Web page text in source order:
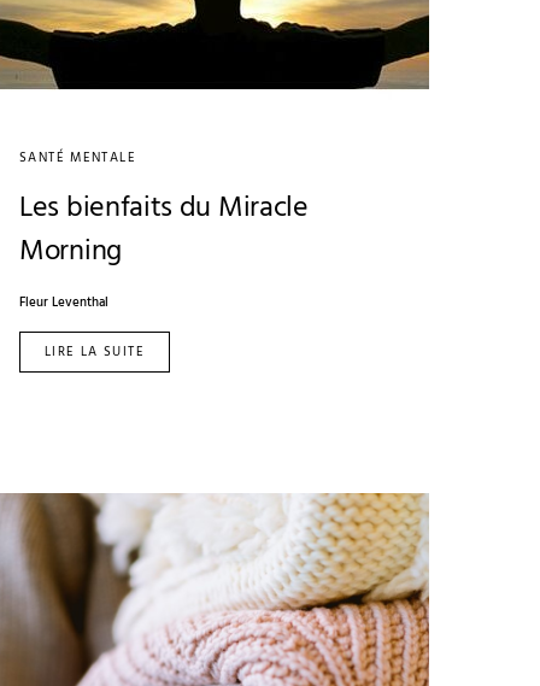
SANTÉ MENTALE
Les bienfaits du Miracle
Morning
Fleur Leventhal
LIRE LA SUITE